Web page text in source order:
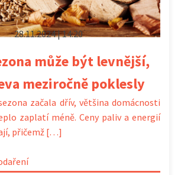
28.11.2024 | 14:20
může být levnější,
meziročně poklesly
začala dřív, většina domácnosti
zaplatí méně. Ceny paliv a energií
přičemž […]